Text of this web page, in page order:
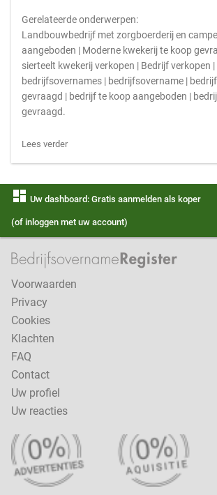
Gerelateerde onderwerpen:
Landbouwbedrijf met zorgboerderij en
aangeboden | Moderne kwekerij te koop
sierteelt kwekerij verkopen | Bedrijf verkopen |
bedrijfsovernames | bedrijfsovername |
gevraagd | bedrijf te koop aangeboden |
gevraagd.
Lees verder
dashboard Uw dashboard: Gratis aanmelden als koper
(of inloggen met uw account)
Voorwaarden
Privacy
Cookies
Klachten
FAQ
Contact
Uw profiel
Uw reacties